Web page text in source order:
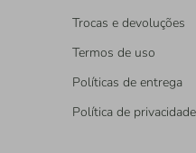
Trocas e devoluções
Termos de uso
Políticas de entrega
Política de privacidade